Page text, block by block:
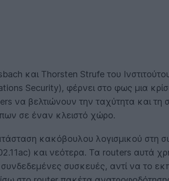
και Thorsten Strufe του
Security), φέρνει στο φως μια
να βελτιώνουν την ταχύτητα και τη
σε έναν κλειστό χώρο.
κακόβουλου λογισμικού στη
και νεότερα. Τα routers αυτά
συσκευές, αντί να το